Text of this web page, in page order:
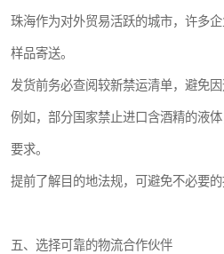
珠海作为对外贸易活跃的城市，许多
样品寄送。
发货前务必查阅较新禁运清单，避免
例如，部分国家禁止进口含酒精的液
要求。
提前了解目的地法规，可避免不必要的
五、选择可靠的物流合作伙伴